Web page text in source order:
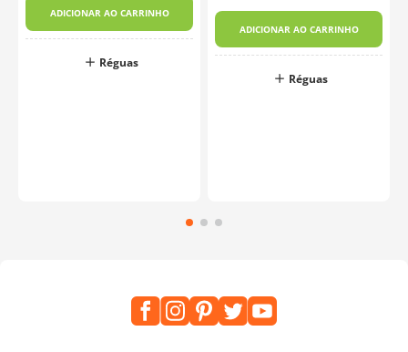
ADICIONAR AO CARRINHO
Réguas
ADICIONAR AO CARRINHO
Réguas